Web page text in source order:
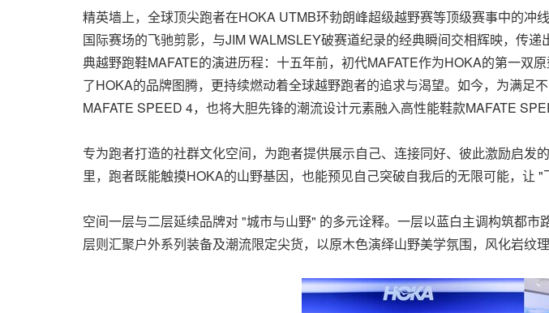
精英墙上，全球顶尖跑者在HOKA UTMB环勃朗峰超级越野赛等顶级赛事中的
国际赛场的飞驰剪影，与JIM WALMSLEY破赛道纪录的经典瞬间交相辉映，传
典越野跑鞋MAFATE的演进历程：十五年前，初代MAFATE作为HOKA的第一双
了HOKA的品牌图腾，更持续燃动着全球越野跑者的追求与渴望。如今，为满足
MAFATE SPEED 4，也将大胆先锋的潮流设计元素融入高性能鞋款MAFATE
专为跑者打造的社群文化空间，为跑者提供展示自己、连接同好、彼此激励启
里，跑者既能触摸HOKA的山野基因，也能预见自己突破自我后的无限可能，让 "
空间一层与二层延续品牌对 "城市与山野" 的多元诠释。一层以蓝白主调构筑都
层则汇聚户外系列装备及潮流限定尖货，以原木色演绎山野美学氛围，风化岩纹